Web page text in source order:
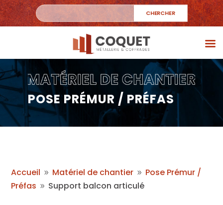
POSE PRÉMUR / PRÉFAS
Accueil 9 Matériel de chantier 9 Pose Prémur /
Préfas 9 Support balcon articulé